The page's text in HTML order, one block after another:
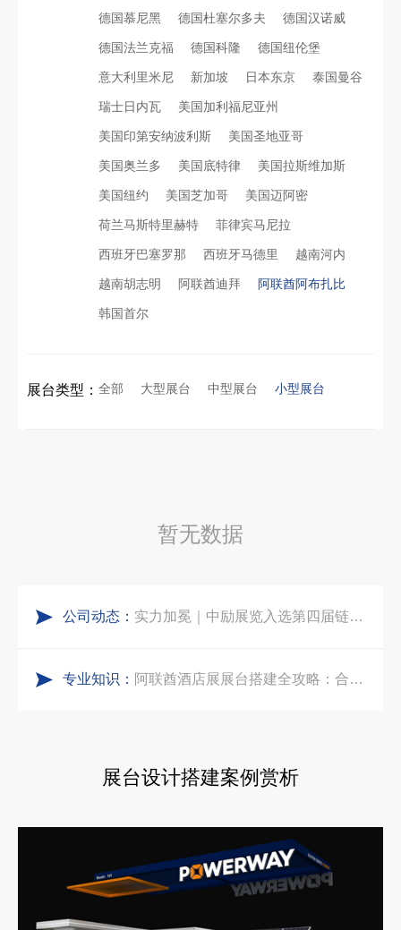
德国慕尼黑 德国杜塞尔多夫 德国汉诺威
德国法兰克福 德国科隆 德国纽伦堡
意大利里米尼 新加坡 日本东京 泰国曼谷
瑞士日内瓦 美国加利福尼亚州
美国印第安纳波利斯 美国圣地亚哥
美国奥兰多 美国底特律 美国拉斯维加斯
美国纽约 美国芝加哥 美国迈阿密
荷兰马斯特里赫特 菲律宾马尼拉
西班牙巴塞罗那 西班牙马德里 越南河内
越南胡志明 阿联酋迪拜 阿联酋阿布扎比
韩国首尔
展台类型： 全部 大型展台 中型展台 小型展台
暂无数据
公司动态： 实力加冕｜中励展览入选第四届链博会推荐搭建施工服务商名录
再获殊荣！中励展览荣获世界制药原料中国展可持续金奖
专业知识：
中东建材展特装展台验收确认区通关指南：避开这5个坑，省下20万
阿联酋酒店展展台搭建全攻略：合规落地、吸客转化、避坑实操指南
展台设计搭建案例赏析